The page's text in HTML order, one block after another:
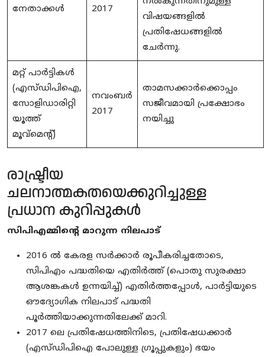
നേതാക്കൾ
2017
വിഷയങ്ങളിൽ
പ്രതിഷേധങ്ങളിൽ
ചേർന്നു.
മറ്റ് പാർട്ടികൾ
(എസ്ഡിപിഐ,
സോളിഡാരിറ്റി
യൂത്ത്
മൂവ്‌മെന്റ്)
നവംബർ
2017
താമസക്കാർക്കൊപ്പം
സജീവമായി പ്രക്ഷോഭം
നയിച്ചു
രാഷ്ട്രീയ
ചലനാത്മകതയെക്കുറിച്ചുള്ള
പ്രധാന കുറിപ്പുകൾ
സിപിഎമ്മിന്റെ മാറുന്ന നിലപാട്
2016 ൽ കേരള സർക്കാർ രൂപീകരിച്ചതോടെ,
സിപിഎം പദ്ധതിയെ എതിർത്ത് (പൊതു സുരക്ഷാ
ആശങ്കകൾ ഉന്നയിച്ച്) എതിർത്തപ്പോൾ, പാർട്ടിയുടെ
ഔദ്യോഗിക നിലപാട് പദ്ധതി
പൂർത്തിയാക്കുന്നതിലേക്ക് മാറി.
2017 ലെ പ്രതിഷേധത്തിനിടെ, പ്രതിഷേധക്കാർ
(എസ്ഡിപിഐ പോലുള്ള ഗ്രൂപ്പുകളും) ഭയം